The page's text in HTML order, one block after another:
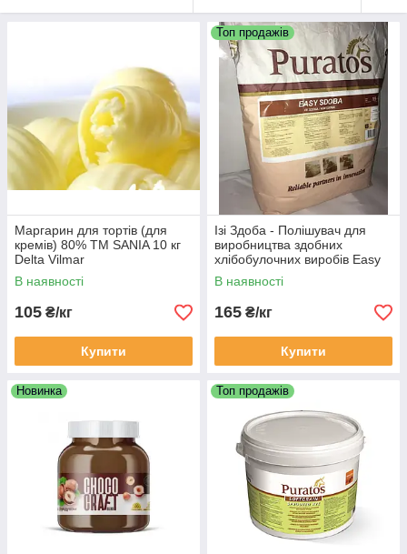
Маргарин для тортів (для
кремів) 80% TM SANIA 10 кг
Delta Vilmar
В наявності
105 ₴/кг
Купити
Топ продажів
Ізі Здоба - Полішувач для
виробництва здобних
хлібобулочних виробів Easy
Sdoba (Пуратос Україна)
В наявності
165 ₴/кг
Купити
Новинка Топ продажів